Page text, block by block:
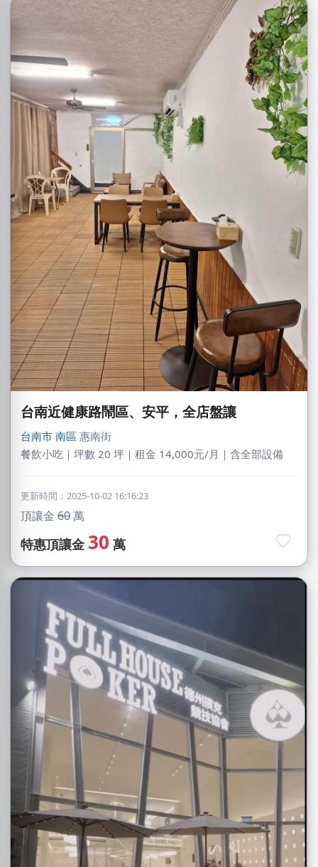
台南近健康路鬧區、安平，全店盤讓
台南市 南區 惠南街
餐飲小吃｜坪數 20 坪｜租金 14,000元/月｜含全部設備
更新時間：2025-10-02 16:16:23
頂讓金 60萬
特惠頂讓金 30 萬